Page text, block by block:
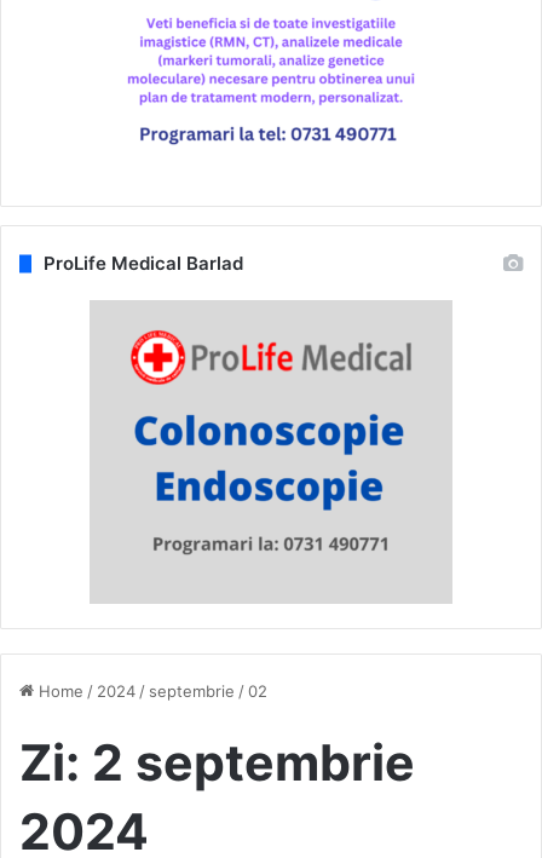
Home / 2024 / septembrie /02
Zi: 2 septembrie
2024
ProLife Medical Barlad